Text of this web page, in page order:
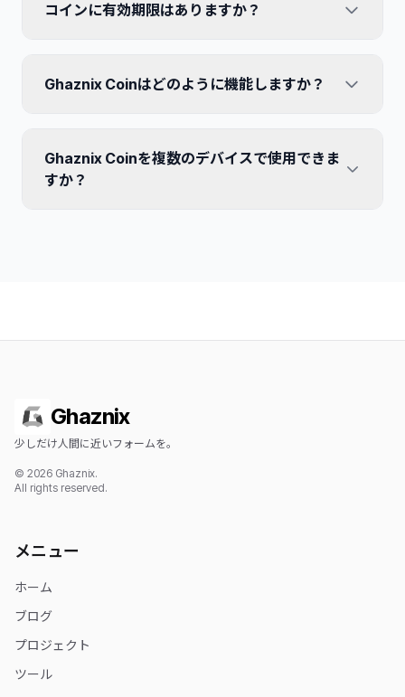
ンで約1,500万トークンの財務データを分析したり、最
コインに有効期限はありますか？
永久に残ります。現在は、AIを活用した財務管理のため
Ghaznix Coinはどのように機能しますか？
加されます。Ghaznix Cash FlowアプリでAI機能を使用
すると、タスクの複雑さに応じて少量のコインが差し引
Ghaznix Coinを複数のデバイスで使用できま
すか？
Ghaznix
少しだけ人間に近いフォームを。
© 2026 Ghaznix.
All rights reserved.
メニュー
ホーム
ブログ
プロジェクト
ツール